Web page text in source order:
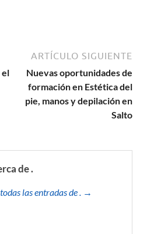
el
ARTÍCULO SIGUIENTE
Nuevas oportunidades de
formación en Estética del
pie, manos y depilación en
Salto
de .
las entradas de . →